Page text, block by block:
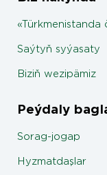
«Türkmenistanda
Saýtyň syýasaty
Biziň wezipämiz
Peýdaly
Sorag-jogap
Hyzmatdaşlar